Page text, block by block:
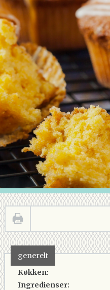
generelt
Køkken:
Ingredienser: